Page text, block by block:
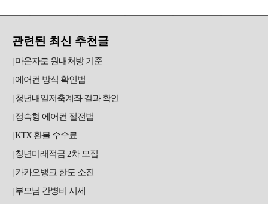
관련된 최신 추천글
마운자로 원내처방 기준
에어컨 방식 확인법
청년내일저축계좌 결과 확인
정속형 에어컨 절전법
KTX 환불 수수료
청년미래적금 2차 모집
카카오뱅크 한도 소진
부모님 간병비 시세